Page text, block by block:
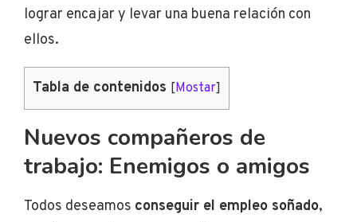
lograr encajar y levar una buena relación con
ellos.
Tabla de contenidos [Mostar]
Nuevos compañeros de
trabajo: Enemigos o amigos
Todos deseamos conseguir el empleo soñado,